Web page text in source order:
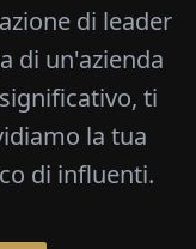
di leader
di un'azienda
ti
la tua
di influenti.